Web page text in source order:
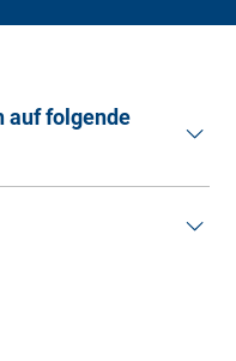
auf folgende